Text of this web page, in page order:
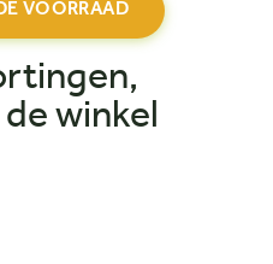
VOORRAAD
winkel